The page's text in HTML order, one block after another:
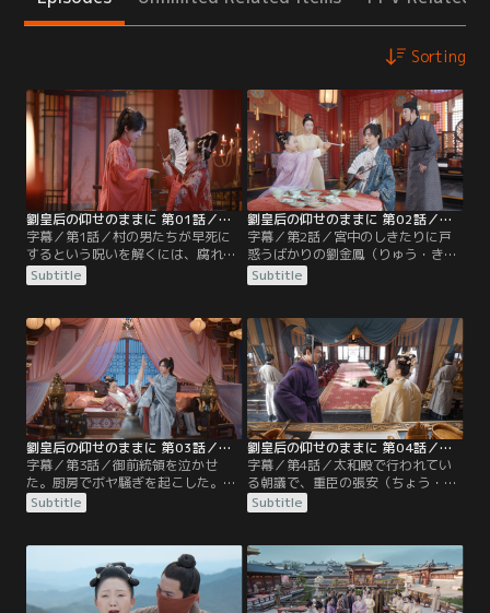
Sorting
劉皇后の仰せのままに 第01話／字幕
字幕／第1話／村の男たちが早死に
するという呪いを解くには、腐れ縁
の“美顔王子”魚長崖（ぎょ・ちょう
がい）と祝言をあげるべし--。文通
に決めている黒胖（こくはん）は、
そんなお告げに従うわけにはいかな
かった。都に行き、父さんを頼れと
助言する母。
Subtitle
劉皇后の仰せのままに 第02話／字幕
字幕／第2話／宮中のしきたりに戸
惑うばかりの劉金鳳（りゅう・きん
ぽう）。一方の段雲嶂（だん・うん
しょう）も、彼女の狙いが何なのか
て、金鳳と初めて対面した太后たち
は混乱する。皇后となったのは、国
で一番の美女と噂に名高い劉白玉
（りゅう・はくぎょく）だと思って
いたのに、目の前に現れたのは…。
Subtitle
劉皇后の仰せのままに 第03話／字幕
字幕／第3話／御前統領を泣かせ
た。厨房でボヤ騒ぎを起こした。精
油の機械を壊した。--劉金鳳（りゅ
う・きんぽう）が起こした騒動は、
そんなものがかわいく思えるほどの
事件を金鳳は起こしてしまう。地震
の発生を知らせる大きな鐘・震鐘
（しんしょう）を、間違って鳴らし
Subtitle
劉皇后の仰せのままに 第04話／字幕
字幕／第4話／太和殿で行われてい
る朝議で、重臣の張安（ちょう・あ
ん）から、宰相・劉歇（りゅう・け
つ）の罷免を求める声が上がった。
う段雲嶂（だん・うんしょう）に迫
る。「宣（せん）様をいじめない
で」。緊迫した雰囲気が広がる太和
殿に響く劉金鳳（りゅう・きんぽ
Subtitle